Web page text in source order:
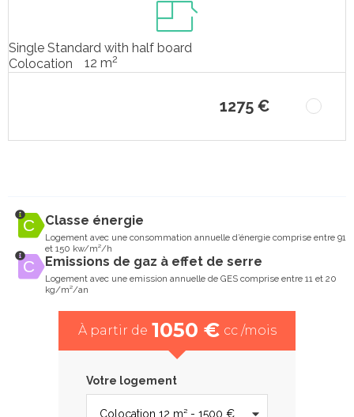
Single Standard with half board
Colocation
12 m2
1275 €
Classe énergie
Logement avec une consommation annuelle d’énergie comprise entre 91
et 150 kw/m²/h
Emissions de gaz à effet de serre
Logement avec une emission annuelle de GES comprise entre 11 et 20
kg/m²/an
À partir de 1050 € cc /mois
Votre logement